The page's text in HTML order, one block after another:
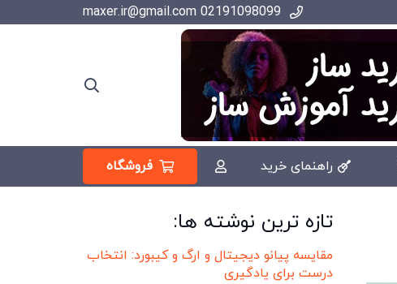
راهنمای خرید فروشگاه
تازه ترین نوشته ها:
مقایسه پیانو دیجیتال و ارگ و کیبورد: انتخاب
درست برای یادگیری